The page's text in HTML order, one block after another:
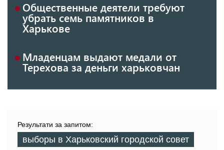
Общественные деятели требуют
убрать семь памятников в
Харькове
Младенцам выдают медали от
Терехова за деньги харьковчан
Результати за запитом:
выборы в Харьковский городской совет